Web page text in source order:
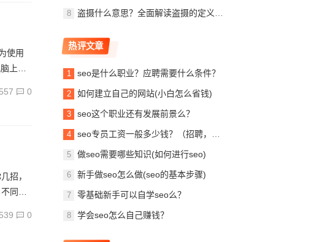
使用
上怎
557 0
招，
同的
器，
539 0
盗摄什么意思？全面解读盗摄的定义与危害
热评文章
seo是什么职业？应聘需要什么条件？
如何建立自己的网站(小白怎么省钱)
seo这个职业还有发展前景么？
seo专员工资一般多少钱？（招聘，待遇，月薪）！
做seo需要哪些知识(如何进行seo)
新手做seo怎么做(seo的基本步骤)
零基础新手可以自学seo么？
学会seo怎么自己赚钱？